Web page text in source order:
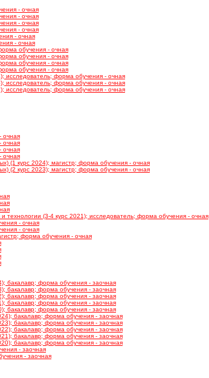
- очная
- очная
- очная
- очная
- очная
- очная
обучения - очная
обучения - очная
обучения - очная
обучения - очная
исследователь; форма обучения - очная
исследователь; форма обучения - очная
исследователь; форма обучения - очная
очная
очная
очная
очная
(1 курс 2024); магистр; форма обучения - очная
(2 курс 2023); магистр; форма обучения - очная
(3-4 курс 2021); исследователь; форма обучения - очная
- очная
- очная
форма обучения - очная
бакалавр; форма обучения - заочная
бакалавр; форма обучения - заочная
бакалавр; форма обучения - заочная
бакалавр; форма обучения - заочная
бакалавр; форма обучения - заочная
бакалавр; форма обучения - заочная
бакалавр; форма обучения - заочная
бакалавр; форма обучения - заочная
бакалавр; форма обучения - заочная
бакалавр; форма обучения - заочная
- заочная
- заочная